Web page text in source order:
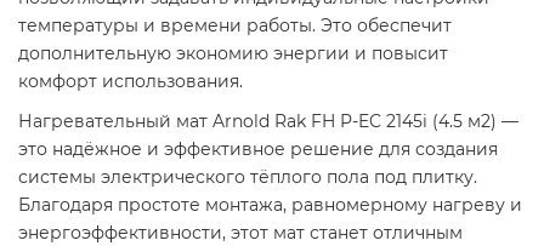
температуры и времени работы. Это обеспечит
дополнительную экономию энергии и повысит
комфорт использования.​
Нагревательный мат Arnold Rak FH P-EC 2145i (4.5 м2) —
это надёжное и эффективное решение для создания
системы электрического тёплого пола под плитку.
Благодаря простоте монтажа, равномерному нагреву и
энергоэффективности, этот мат станет отличным